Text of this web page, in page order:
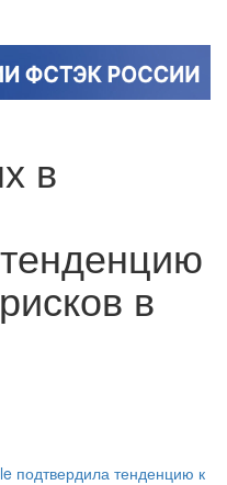
в
в
подтвердила тенденцию к